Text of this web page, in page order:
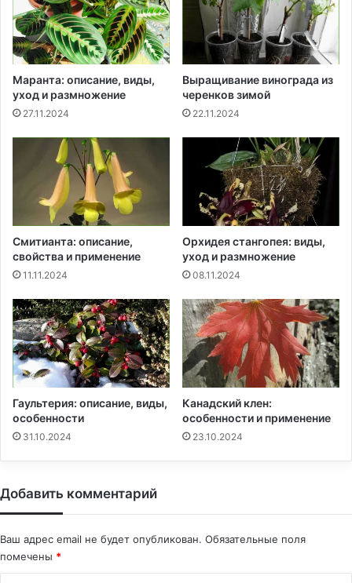
Маранта: описание, виды,
уход и размножение
27.11.2024
Выращивание винограда из
черенков зимой
22.11.2024
Смитианта: описание,
свойства и применение
11.11.2024
Орхидея стангопея: виды,
уход и размножение
08.11.2024
Гаультерия: описание, виды,
особенности
31.10.2024
Канадский клен:
особенности и применение
23.10.2024
Добавить комментарий
Ваш адрес email не будет опубликован. Обязательные поля
помечены *